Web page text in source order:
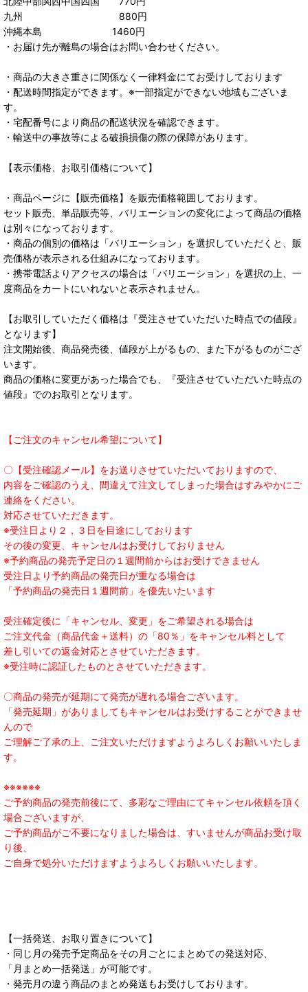
九州 880円
沖縄本島 1460円
・お届け先が離島の場合はお問い合わせください。
・商品の大きさ重さに関係なく一律料金にてお受けしております
・配送時間指定ができます。※一部指定ができない地域もございま
す。
・宅配番号により商品の配送状況を確認できます。
・輸送中の事故等による破損損傷の際の保障があります。
【表示価格、お取引価格について】
・商品ページに【販売価格】を販売価格範囲しております。
セット販売、単品販売等、バリエーションの変化によって商品の価格
は別々になっております。
・商品の個別の価格は「バリエーション」を選択していただくと、販
売価格が表示される仕組みになっております。
・携帯電話よりアクセスの場合は「バリエーション」を選択の上、一
度商品をカートにいれないと表示されません。
【お取引していただく価格は『受注させていただいた時点での値段』
となります】
注文開始後、商品発売後、値段が上がるもの、また下がるものがござ
います。
商品の価格に変更があった場合でも、『受注させていただいた時点の
値段』でのお取引となります。
【ご注文のキャンセル希望について】
〇【受注確認メール】をお送りさせていただいておりますので、
内容をご確認のうえ、間違えて注文してしまった場合はすみやかにご
連絡をください。
対応させていただきます。
※受注日より２，３日を目途にしております
その後の変更、キャンセルはお受けしておりません
※予約商品の発売予定日の１週間前からはお受けできません
受注日より予約商品の発売日が重なる場合は
「予約商品の発売日１週間前」を優先いたいます
受注確定後に「キャンセル、変更」をご希望される場合は
ご注文代金（商品代金＋送料）の「80％」をキャンセル料として
差し引いての返金対応とさせていただきます。
※受注時に認証したものとさせていただきます。
〇商品の発売が延期にて発売が遅れる場合ございます。
「発売延期」がありましてもキャンセルはお受けすることができませ
んので
ご理解ご了承の上、ご注文いただけますようよろしくお願いいたしま
す。
※※※※※※
ご予約商品の発売前後にて、多彩なご理由にてキャンセル依頼を頂く
場合ございますが、
ご予約商品がご不要になりました場合は、すいませんが商品お受け取
り後、
ご自身で処分いただけますようよろしくお願いいたします。
【一括発送、お取り置きについて】
・同じ月の発売予定商品をその月ごとにまとめての発送対応、
「月まとめ一括発送」が可能です。
・発売月の違う商品のまとめ発送もお受けしております。